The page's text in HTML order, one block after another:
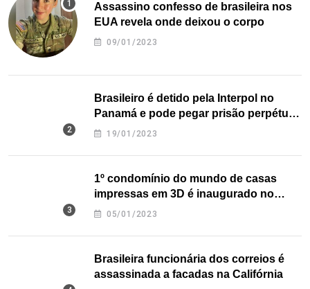
Assassino confesso de brasileira nos
EUA revela onde deixou o corpo
09/01/2023
Brasileiro é detido pela Interpol no
Panamá e pode pegar prisão perpétua
nos EUA
19/01/2023
1º condomínio do mundo de casas
impressas em 3D é inaugurado no
Texas
05/01/2023
Brasileira funcionária dos correios é
assassinada a facadas na Califórnia